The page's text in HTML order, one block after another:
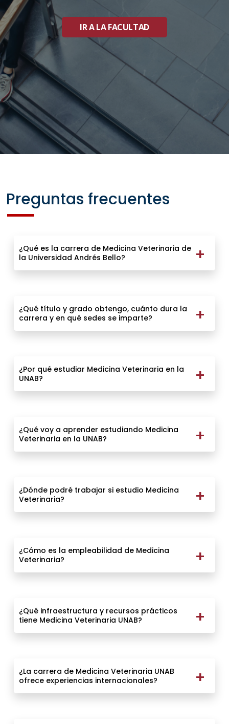
IR A LA FACULTAD
Preguntas frecuentes
¿Qué es la carrera de Medicina Veterinaria de
la Universidad Andrés Bello?
¿Qué título y grado obtengo, cuánto dura la
carrera y en qué sedes se imparte?
¿Por qué estudiar Medicina Veterinaria en la
UNAB?
¿Qué voy a aprender estudiando Medicina
Veterinaria en la UNAB?
¿Dónde podré trabajar si estudio Medicina
Veterinaria?
¿Cómo es la empleabilidad de Medicina
Veterinaria?
¿Qué infraestructura y recursos prácticos
tiene Medicina Veterinaria UNAB?
¿La carrera de Medicina Veterinaria UNAB
ofrece experiencias internacionales?